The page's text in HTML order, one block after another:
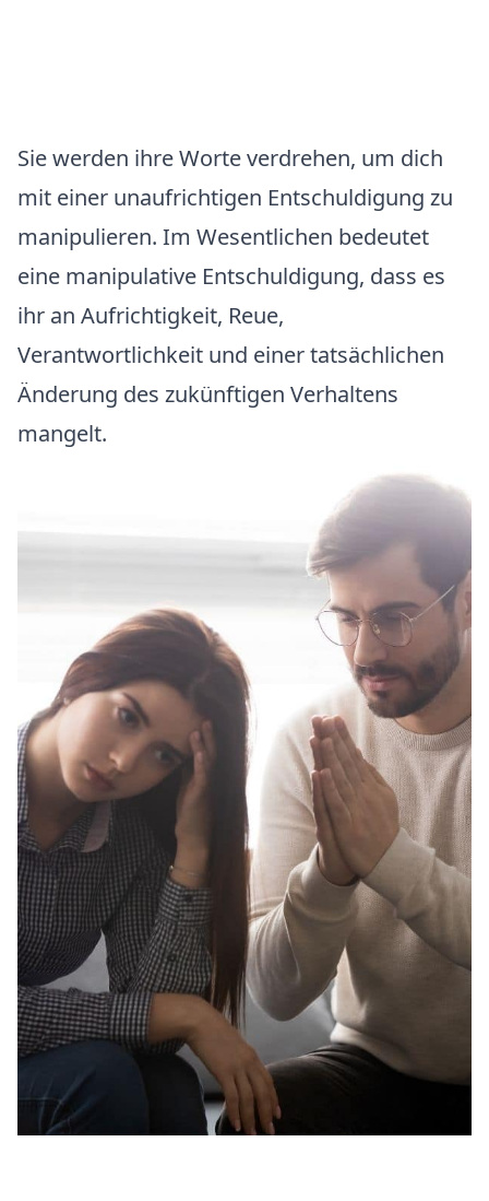
Sie werden ihre Worte verdrehen, um dich
mit einer unaufrichtigen Entschuldigung zu
manipulieren. Im Wesentlichen bedeutet
eine manipulative Entschuldigung, dass es
ihr an Aufrichtigkeit, Reue,
Verantwortlichkeit und einer tatsächlichen
Änderung des zukünftigen Verhaltens
mangelt.